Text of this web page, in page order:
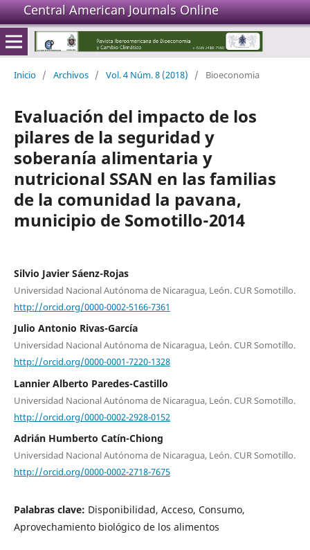
Central American Journals Online
Inicio / Archivos / Vol. 4 Núm. 8 (2018) / Bioeconomia
Evaluación del impacto de los
pilares de la seguridad y
soberanía alimentaria y
nutricional SSAN en las familias
de la comunidad la pavana,
municipio de Somotillo-2014
Silvio Javier Sáenz-Rojas
Universidad Nacional Autónoma de Nicaragua, León. CUR Somotillo.
http://orcid.org/0000-0002-5166-7361
Julio Antonio Rivas-García
Universidad Nacional Autónoma de Nicaragua, León. CUR Somotillo.
http://orcid.org/0000-0001-7220-1328
Lannier Alberto Paredes-Castillo
Universidad Nacional Autónoma de Nicaragua, León. CUR Somotillo.
http://orcid.org/0000-0002-2928-0152
Adrián Humberto Catín-Chiong
Universidad Nacional Autónoma de Nicaragua, León. CUR Somotillo.
http://orcid.org/0000-0002-2718-7675
Palabras clave: Disponibilidad, Acceso, Consumo,
Aprovechamiento biológico de los alimentos